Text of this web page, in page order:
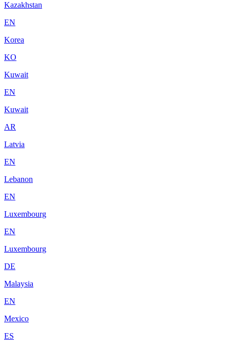
Kazakhstan
EN
Korea
KO
Kuwait
EN
Kuwait
AR
Latvia
EN
Lebanon
EN
Luxembourg
EN
Luxembourg
DE
Malaysia
EN
Mexico
ES